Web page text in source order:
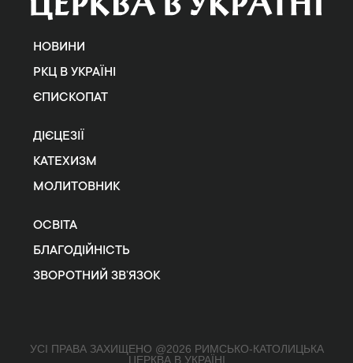
НОВИНИ
РКЦ В УКРАЇНІ
ЄПИСКОПАТ
ДІЄЦЕЗІЇ
КАТЕХИЗМ
МОЛИТОВНИК
ОСВІТА
БЛАГОДІЙНІСТЬ
ЗВОРОТНИЙ ЗВ’ЯЗОК
УСІ ПРАВА ЗАХИЩЕНО @2026 РИМСЬКО-КАТОЛИЦЬКА
ЦЕРКВА В УКРАЇНІ